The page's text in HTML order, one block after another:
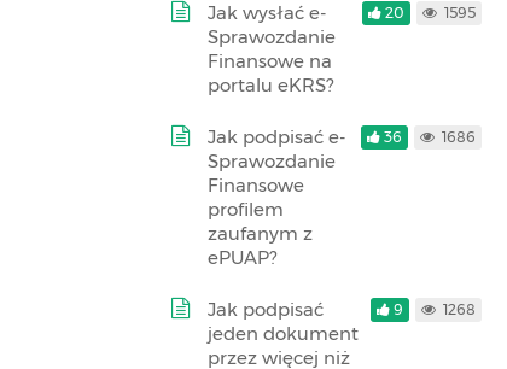
Jak wysłać e-
Sprawozdanie
Finansowe na
portalu eKRS?
20 1595
Jak podpisać e-
Sprawozdanie
Finansowe
profilem
zaufanym z
ePUAP?
36 1686
Jak podpisać
jeden dokument
przez więcej niż
9 1268